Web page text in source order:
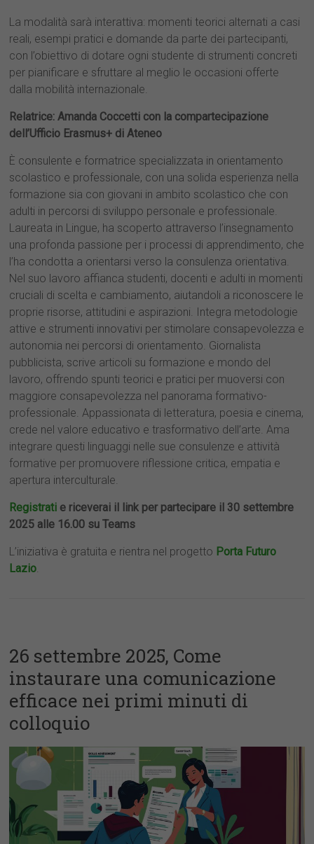
La modalità sarà interattiva: momenti teorici alternati a casi
reali, esempi pratici e domande da parte dei partecipanti,
con l’obiettivo di dotare ogni studente di strumenti concreti
per pianificare e sfruttare al meglio le occasioni offerte
dalla mobilità internazionale.
Relatrice: Amanda Coccetti con la compartecipazione
dell’Ufficio Erasmus+ di Ateneo
È consulente e formatrice specializzata in orientamento
scolastico e professionale, con una solida esperienza nella
formazione sia con giovani in ambito scolastico che con
adulti in percorsi di sviluppo personale e professionale.
Laureata in Lingue, ha scoperto attraverso l’insegnamento
una profonda passione per i processi di apprendimento, che
l’ha condotta a orientarsi verso la consulenza orientativa.
Nel suo lavoro affianca studenti, docenti e adulti in momenti
cruciali di scelta e cambiamento, aiutandoli a riconoscere le
proprie risorse, attitudini e aspirazioni. Integra metodologie
attive e strumenti innovativi per stimolare consapevolezza e
autonomia nei percorsi di orientamento. Giornalista
pubblicista, scrive articoli su formazione e mondo del
lavoro, offrendo spunti teorici e pratici per muoversi con
maggiore consapevolezza nel panorama formativo-
professionale. Appassionata di letteratura, poesia e cinema,
crede nel valore educativo e trasformativo dell’arte. Ama
integrare questi linguaggi nelle sue consulenze e attività
formative per promuovere riflessione critica, empatia e
apertura interculturale.
Registrati e riceverai il link per partecipare il 30 settembre
2025 alle 16.00 su Teams
L’iniziativa è gratuita e rientra nel progetto Porta Futuro
Lazio.
26 settembre 2025, Come
instaurare una comunicazione
efficace nei primi minuti di
colloquio